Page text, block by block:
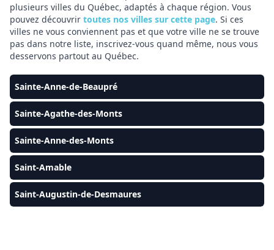
plusieurs villes du Québec, adaptés à chaque région. Vous
pouvez découvrir toutes nos villes sur cette page. Si ces
villes ne vous conviennent pas et que votre ville ne se trouve
pas dans notre liste, inscrivez-vous quand même, nous vous
desservons partout au Québec.
Sainte-Anne-de-Beaupré
Sainte-Agathe-des-Monts
Sainte-Anne-des-Monts
Saint-Amable
Saint-Augustin-de-Desmaures